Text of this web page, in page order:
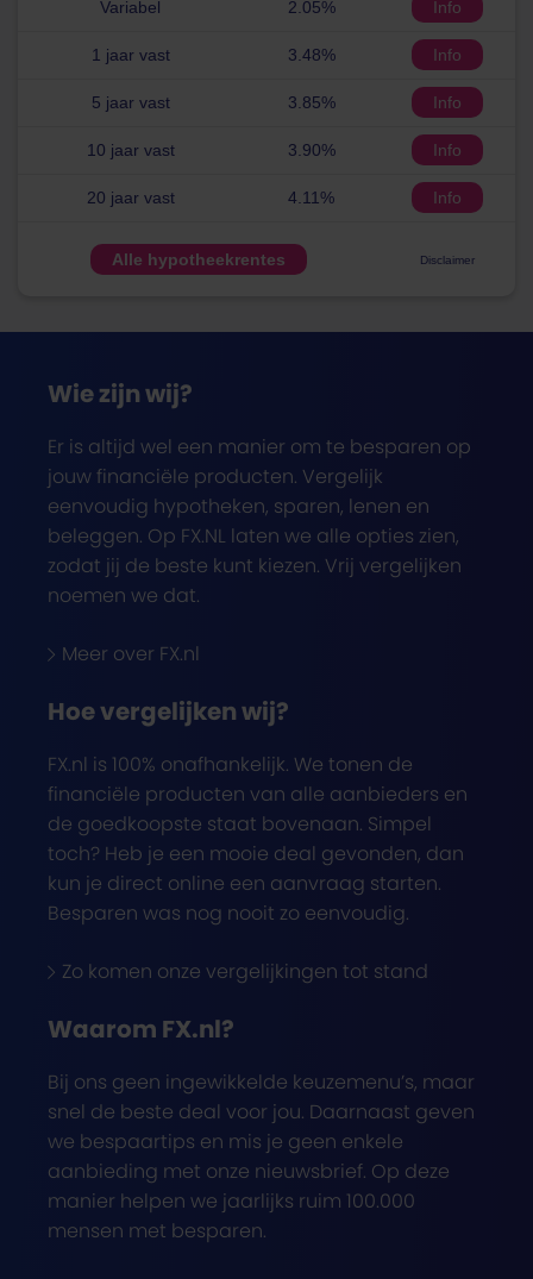
Variabel 2.05% Info
1 jaar vast 3.48% Info
5 jaar vast 3.85% Info
10 jaar vast 3.90% Info
20 jaar vast 4.11% Info
Alle hypotheekrentes Disclaimer
Wie zijn wij?
Er is altijd wel een manier om te besparen op
jouw financiële producten. Vergelijk
eenvoudig hypotheken, sparen, lenen en
beleggen. Op FX.NL laten we alle opties zien,
zodat jij de beste kunt kiezen. Vrij vergelijken
noemen we dat.
Meer over FX.nl
Hoe vergelijken wij?
FX.nl is 100% onafhankelijk. We tonen de
financiële producten van alle aanbieders en
de goedkoopste staat bovenaan. Simpel
toch? Heb je een mooie deal gevonden, dan
kun je direct online een aanvraag starten.
Besparen was nog nooit zo eenvoudig.
Zo komen onze vergelijkingen tot stand
Waarom FX.nl?
Bij ons geen ingewikkelde keuzemenu’s, maar
snel de beste deal voor jou. Daarnaast geven
we bespaartips en mis je geen enkele
aanbieding met onze nieuwsbrief. Op deze
manier helpen we jaarlijks ruim 100.000
mensen met besparen.